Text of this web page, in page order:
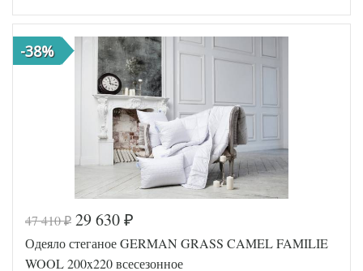
Сезонность
Всесезонное
Наполнитель
Кашемир /
Шерсть
мериноса
Мако-сатин
пуходержащий
German Grass
(Австрия)
Код товара
561-473
Артикул
GG-33846
Ширина х
200х200
-38%
47 410₽ 29 630 ₽
Одеяло стеганое GERMAN GRASS CAMEL FAMILIE
WOOL 200x220 всесезонное